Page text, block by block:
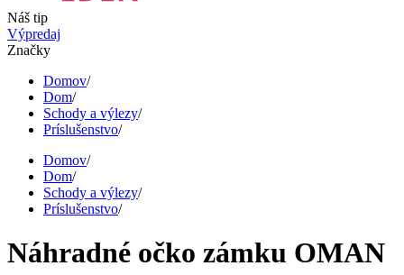
Náš tip
Výpredaj
Značky
Domov/
Dom/
Schody a výlezy/
Príslušenstvo/
Domov/
Dom/
Schody a výlezy/
Príslušenstvo/
Náhradné očko zámku OMAN